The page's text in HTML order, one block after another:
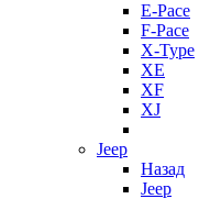
E-Pace
F-Pace
X-Type
XE
XF
XJ
Jeep
Назад
Jeep